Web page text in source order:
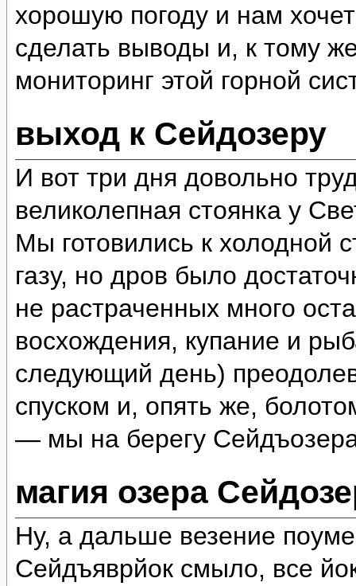
хорошую погоду и нам
сделать выводы и, к тому
мониторинг этой горной
выход к Сейдозеру
И вот три дня довольно
великолепная стоянка у
Мы готовились к холодной
газу, но дров было
не растраченных много
восхождения, купание и
следующий день)
спуском и, опять же,
— мы на берегу
магия озера
Ну, а дальше везение
Сейдъяврйок смыло, все